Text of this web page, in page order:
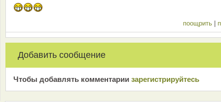
поощрить
Добавить сообщение
Чтобы добавлять комментарии зарeгиcтрирyйтeсь